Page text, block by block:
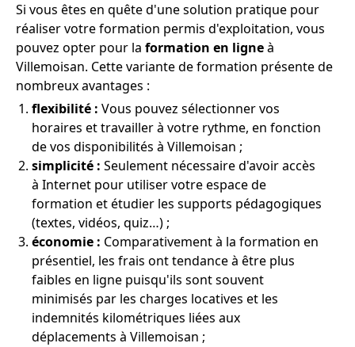
Si vous êtes en quête d'une solution pratique pour
réaliser votre formation permis d'exploitation, vous
pouvez opter pour la formation en ligneà
Villemoisan. Cette variante de formation présente de
nombreux avantages :
flexibilité : Vous pouvez sélectionner vos
horaires et travailler à votre rythme, en fonction
de vos disponibilités à Villemoisan ;
simplicité : Seulement nécessaire d'avoir accès
à Internet pour utiliser votre espace de
formation et étudier les supports pédagogiques
(textes, vidéos, quiz…) ;
économie : Comparativement à la formation en
présentiel, les frais ont tendance à être plus
faibles en ligne puisqu'ils sont souvent
minimisés par les charges locatives et les
indemnités kilométriques liées aux
déplacements à Villemoisan ;